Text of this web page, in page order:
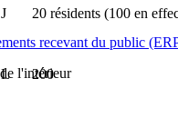
J 20 résidents (100 en
L 200
recevant du public
l'intérieur